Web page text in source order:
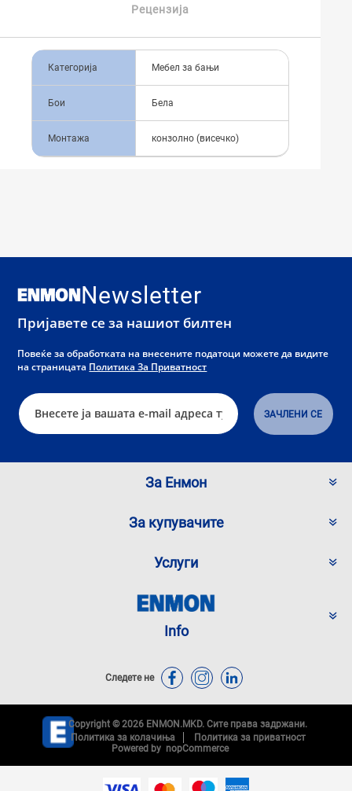
Рецензија
Категорија Мебел за бањи
Бои Бела
Монтажа конзолно (висечко)
Newsletter
Пријавете се за нашиот билтен
Повеќе за обработката на внесените податоци можете да видите
на страницата Политика За Приватност
За Енмон
За купувачите
Услуги
Info
Следете не
Copyright © 2026 ENMON.MKD. Сите права задржани.
Политика за колачиња
Политика за приватност
Powered by nopCommerce